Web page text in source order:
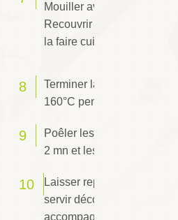
Mouiller avec le
Recouvrir la paella d’un
la faire cuire durant 10 mn
Terminer la cuisson au four
160°C pendant 15 à 20 mn.
Poêler les crevettes
2 mn et les réserver.
Laisser reposer la paella 5
servir décorée de crevettes
accompagnée de tranches